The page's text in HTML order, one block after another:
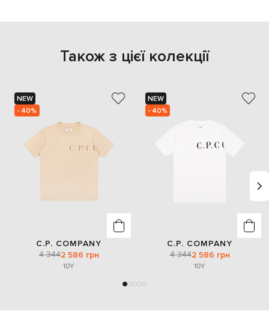
Також з цієї колекції
NEW
- 40%
C.P. COMPANY
4 3442 586 грн
10Y
NEW
- 40%
C.P. COMPANY
4 3442 586 грн
10Y